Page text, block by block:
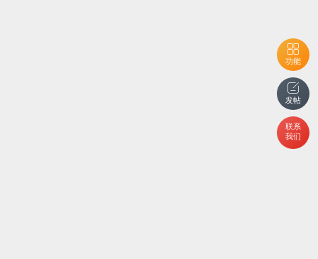
功能
发帖
联系
我们